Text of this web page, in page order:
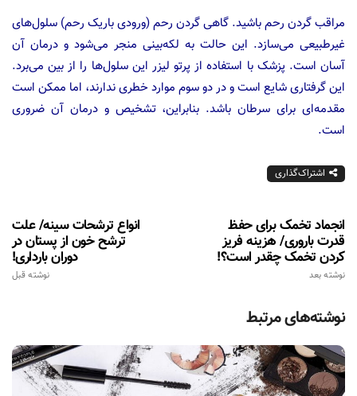
مراقب گردن رحم باشید. گاهی گردن رحم (ورودی باریک رحم) سلول‌های
غیرطبیعی می‌سازد. این حالت به لکه‌بینی منجر می‌شود و درمان آن
آسان است. پزشک با استفاده از پرتو لیزر این سلول‌ها را از بین می‌برد.
این گرفتاری شایع است و در دو سوم موارد خطری ندارند، اما ممکن است
مقدمه‌ای برای سرطان باشد. بنابراین، تشخیص و درمان آن ضروری
است.
اشتراک‌گذاری
انواع ترشحات سینه/ علت
ترشح خون از پستان در
دوران بارداری!
نوشته قبل
انجماد تخمک برای حفظ
قدرت باروری/ هزینه فريز
كردن تخمک چقدر است؟!
نوشته بعد
نوشته‌های مرتبط